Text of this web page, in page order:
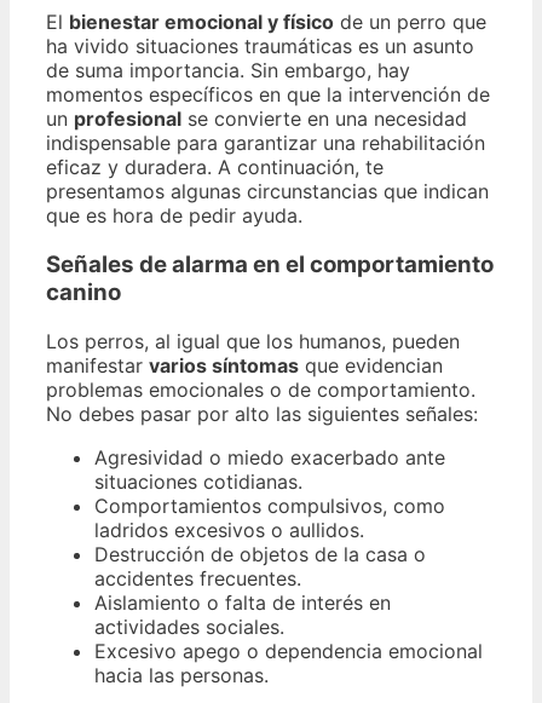
El bienestar emocional y físico de un perro que
ha vivido situaciones traumáticas es un asunto
de suma importancia. Sin embargo, hay
momentos específicos en que la intervención de
un profesional se convierte en una necesidad
indispensable para garantizar una rehabilitación
eficaz y duradera. A continuación, te
presentamos algunas circunstancias que indican
que es hora de pedir ayuda.
Señales de alarma en el comportamiento
canino
Los perros, al igual que los humanos, pueden
manifestar varios síntomas que evidencian
problemas emocionales o de comportamiento.
No debes pasar por alto las siguientes señales:
Agresividad o miedo exacerbado ante
situaciones cotidianas.
Comportamientos compulsivos, como
ladridos excesivos o aullidos.
Destrucción de objetos de la casa o
accidentes frecuentes.
Aislamiento o falta de interés en
actividades sociales.
Excesivo apego o dependencia emocional
hacia las personas.